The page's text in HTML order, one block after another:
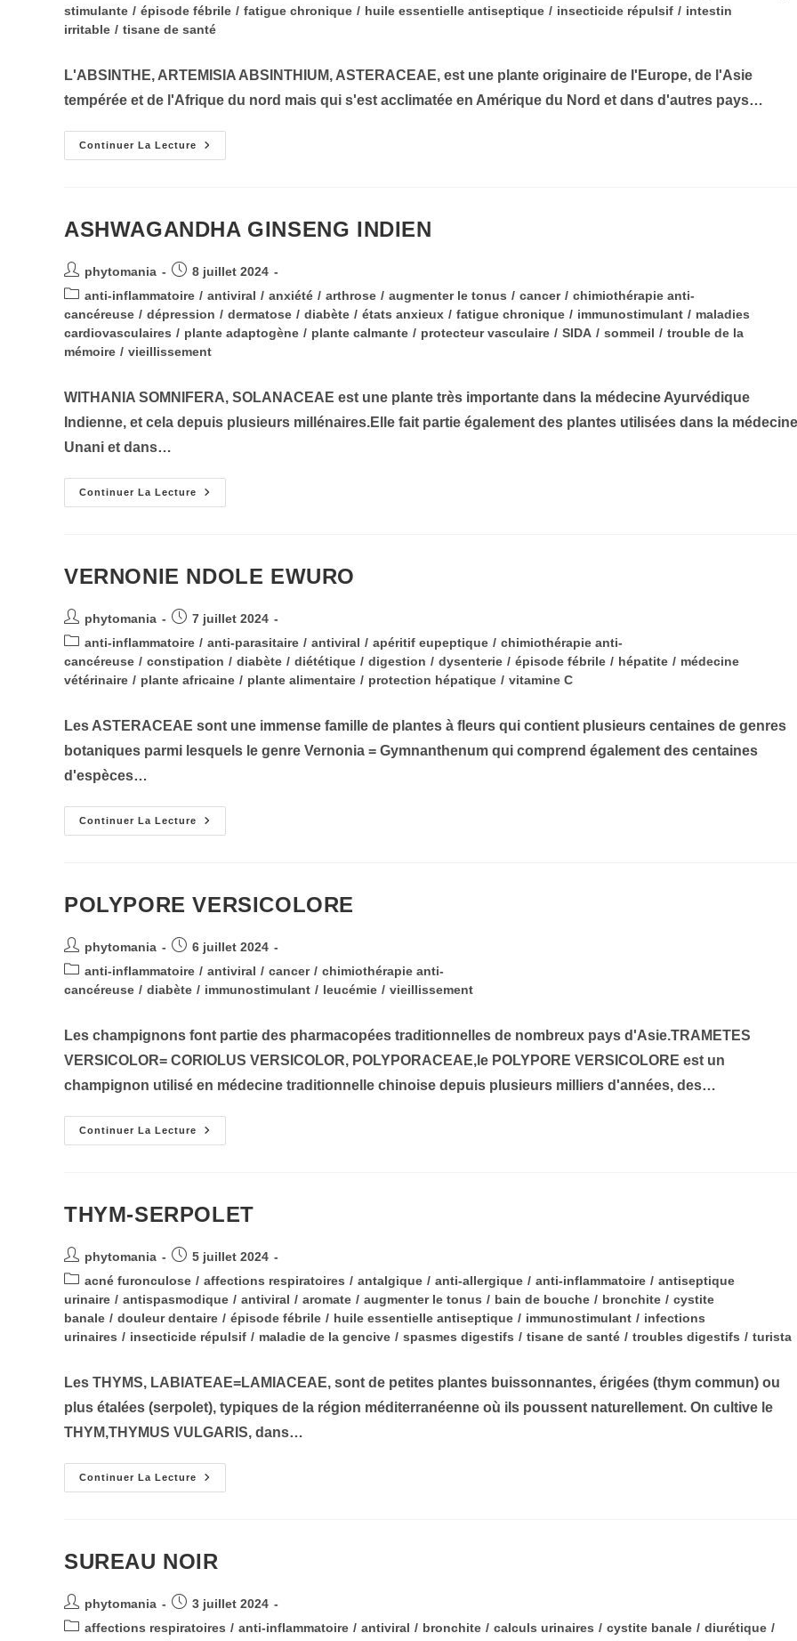
publication :
category:
stimulante / épisode fébrile / fatigue chronique / huile essentielle antiseptique / insecticide répulsif / intestin
irritable / tisane de santé
L'ABSINTHE, ARTEMISIA ABSINTHIUM, ASTERACEAE, est une plante originaire de l'Europe, de l'Asie
tempérée et de l'Afrique du nord mais qui s'est acclimatée en Amérique du Nord et dans d'autres pays…
Continuer La Lecture
ABSINTHE
ARTEMISIA
ASHWAGANDHA GINSENG INDIEN
Auteur/autrice
de
publication :
phytomania
Publication
publiée :
8 juillet 2024
Post
category:
anti-inflammatoire / antiviral / anxiété / arthrose / augmenter le tonus / cancer / chimiothérapie anti-
cancéreuse / dépression / dermatose / diabète / états anxieux / fatigue chronique / immunostimulant / maladies
cardiovasculaires / plante adaptogène / plante calmante / protecteur vasculaire / SIDA / sommeil / trouble de la
mémoire / vieillissement
WITHANIA SOMNIFERA, SOLANACEAE est une plante très importante dans la médecine Ayurvédique
Indienne, et cela depuis plusieurs millénaires.Elle fait partie également des plantes utilisées dans la médecine
Unani et dans…
Continuer La Lecture
ASHWAGANDHA
GINSENG
VERNONIE NDOLE EWURO
Auteur/autrice
de
publication :
phytomania
Publication
publiée :
7 juillet 2024
Post
category:
anti-inflammatoire / anti-parasitaire / antiviral / apéritif eupeptique / chimiothérapie anti-
cancéreuse / constipation / diabète / diététique / digestion / dysenterie / épisode fébrile / hépatite / médecine
vétérinaire / plante africaine / plante alimentaire / protection hépatique / vitamine C
Les ASTERACEAE sont une immense famille de plantes à fleurs qui contient plusieurs centaines de genres
botaniques parmi lesquels le genre Vernonia = Gymnanthenum qui comprend également des centaines
d'espèces…
Continuer La Lecture
VERNONIE
NDOLE
POLYPORE VERSICOLORE
Auteur/autrice
de
phytomania
Publication
publiée :
6 juillet 2024
Post
category:
anti-inflammatoire / antiviral / cancer / chimiothérapie anti-
cancéreuse / diabète / immunostimulant / leucémie / vieillissement
Les champignons font partie des pharmacopées traditionnelles de nombreux pays d'Asie.TRAMETES
VERSICOLOR= CORIOLUS VERSICOLOR, POLYPORACEAE,le POLYPORE VERSICOLORE est un
champignon utilisé en médecine traditionnelle chinoise depuis plusieurs milliers d'années, des…
Continuer La Lecture
POLYPORE
VERSICOLORE
THYM-SERPOLET
Auteur/autrice
de
publication :
phytomania
Publication
publiée :
5 juillet 2024
Post
category:
acné furonculose / affections respiratoires / antalgique / anti-allergique / anti-inflammatoire / antiseptique
urinaire / antispasmodique / antiviral / aromate / augmenter le tonus / bain de bouche / bronchite / cystite
banale / douleur dentaire / épisode fébrile / huile essentielle antiseptique / immunostimulant / infections
urinaires / insecticide répulsif / maladie de la gencive / spasmes digestifs / tisane de santé / troubles digestifs / turista
Les THYMS, LABIATEAE=LAMIACEAE, sont de petites plantes buissonnantes, érigées (thym commun) ou
plus étalées (serpolet), typiques de la région méditerranéenne où ils poussent naturellement. On cultive le
THYM,THYMUS VULGARIS, dans…
Continuer La Lecture
THYM-
SERPOLET
SUREAU NOIR
Auteur/autrice
de
phytomania
Publication
publiée :
3 juillet 2024
Postaffections respiratoires / anti-inflammatoire / antiviral / bronchite / calculs urinaires / cystite banale / diurétique /